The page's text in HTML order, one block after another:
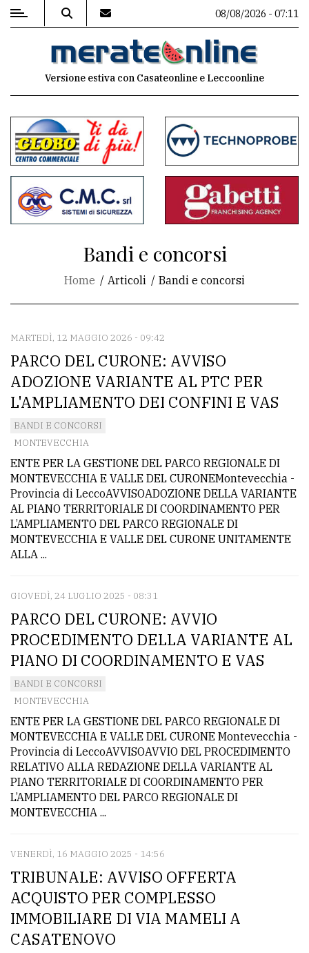
MENU
commenti
Contenuti
del
sito
CONTATTI
La
redazione
Per
la
tua
pubblicità
CERCA
per
comune
Ricerca
avanzata
ALTRE
TESTATE
Privacy
policy
Cookie
policy
08/08/2026 - 07:11
Versione estiva con Casateonline e Leccoonline
Bandi e concorsi
Home Articoli Bandi e concorsi
MARTEDÌ, 12 MAGGIO 2026 - 09:42
PARCO DEL CURONE: AVVISO
ADOZIONE VARIANTE AL PTC PER
L'AMPLIAMENTO DEI CONFINI E VAS
BANDI E CONCORSI
MONTEVECCHIA
ENTE PER LA GESTIONE DEL PARCO REGIONALE DI
MONTEVECCHIA E VALLE DEL CURONEMontevecchia -
Provincia di LeccoAVVISOADOZIONE DELLA VARIANTE
AL PIANO TERRITORIALE DI COORDINAMENTO PER
L’AMPLIAMENTO DEL PARCO REGIONALE DI
MONTEVECCHIA E VALLE DEL CURONE UNITAMENTE
ALLA ...
GIOVEDÌ, 24 LUGLIO 2025 - 08:31
PARCO DEL CURONE: AVVIO
PROCEDIMENTO DELLA VARIANTE AL
PIANO DI COORDINAMENTO E VAS
BANDI E CONCORSI
MONTEVECCHIA
ENTE PER LA GESTIONE DEL PARCO REGIONALE DI
MONTEVECCHIA E VALLE DEL CURONE Montevecchia -
Provincia di LeccoAVVISOAVVIO DEL PROCEDIMENTO
RELATIVO ALLA REDAZIONE DELLA VARIANTE AL
PIANO TERRITORIALE DI COORDINAMENTO PER
L’AMPLIAMENTO DEL PARCO REGIONALE DI
MONTEVECCHIA ...
VENERDÌ, 16 MAGGIO 2025 - 14:56
TRIBUNALE: AVVISO OFFERTA
ACQUISTO PER COMPLESSO
IMMOBILIARE DI VIA MAMELI A
CASATENOVO